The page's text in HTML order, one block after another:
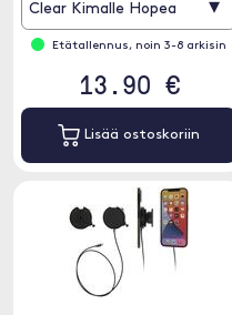
Clear Kimalle Hopea ▾
Etätallennus, noin 3-8 arkisin
13.90 €
Lisää ostoskoriin